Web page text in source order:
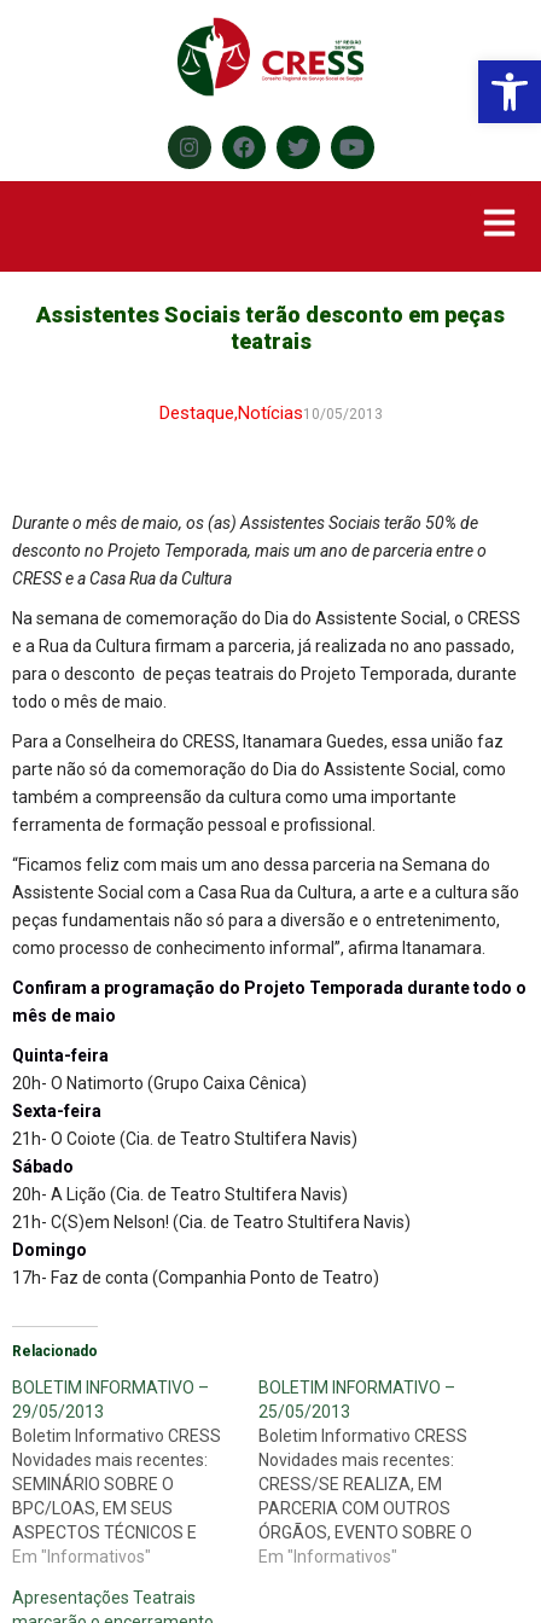
Assistentes Sociais terão desconto em peças
teatrais
Destaque,Notícias10/05/2013
Durante o mês de maio, os (as) Assistentes Sociais terão 50% de
desconto no Projeto Temporada, mais um ano de parceria entre o
CRESS e a Casa Rua da Cultura
Na semana de comemoração do Dia do Assistente Social, o CRESS
e a Rua da Cultura firmam a parceria, já realizada no ano passado,
para o desconto de peças teatrais do Projeto Temporada, durante
todo o mês de maio.
Para a Conselheira do CRESS, Itanamara Guedes, essa união faz
parte não só da comemoração do Dia do Assistente Social, como
também a compreensão da cultura como uma importante
ferramenta de formação pessoal e profissional.
“Ficamos feliz com mais um ano dessa parceria na Semana do
Assistente Social com a Casa Rua da Cultura, a arte e a cultura são
peças fundamentais não só para a diversão e o entretenimento,
como processo de conhecimento informal”, afirma Itanamara.
Confiram a programação do Projeto Temporada durante todo o
mês de maio
Quinta-feira
20h- O Natimorto (Grupo Caixa Cênica)
Sexta-feira
21h- O Coiote (Cia. de Teatro Stultifera Navis)
Sábado
20h- A Lição (Cia. de Teatro Stultifera Navis)
21h- C(S)em Nelson! (Cia. de Teatro Stultifera Navis)
Domingo
17h- Faz de conta (Companhia Ponto de Teatro)
Relacionado
BOLETIM INFORMATIVO –
29/05/2013
Boletim Informativo CRESS
Novidades mais recentes:
SEMINÁRIO SOBRE O
BPC/LOAS, EM SEUS
ASPECTOS TÉCNICOS E
JURÍDICOS, TEVE PRESENÇA
ASSISTENTES SOCIAIS Na
Em "Informativos"
BOLETIM INFORMATIVO –
25/05/2013
Boletim Informativo CRESS
Novidades mais recentes:
CRESS/SE REALIZA, EM
PARCERIA COM OUTROS
ÓRGÃOS, EVENTO SOBRE O
BPC/LOAS Os aspectos
Em "Informativos"
Apresentações Teatrais